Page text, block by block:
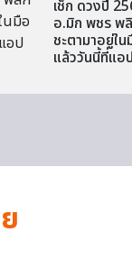
เช็ก ดวงปี
อ.มิก พชร พ
ชะตามาอยู่ใ
แล้ววันนี้ที่แ